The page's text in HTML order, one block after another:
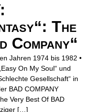
The
Jahren 1974 bis 1982 •
On My Soul“ und
Gesellschaft“ in
BAD COMPANY
Very Best Of BAD
[…]